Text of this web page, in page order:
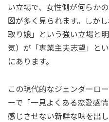
い立場で、女性側が何らか
図が多く見られます。しか
取り娘」という強い立場と
気）が「専業主夫志望」と
にあります。
この現代的なジェンダーロ
ーで「一見よくある恋愛感
感じさせない新鮮な味を出